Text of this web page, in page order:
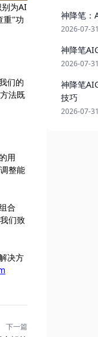
为AI
重"功
们的
法既
用
整能
合
们致
决方
下一篇
神降笔：
2026-07-
神降笔
2026-07-
神降笔
技巧
2026-07-